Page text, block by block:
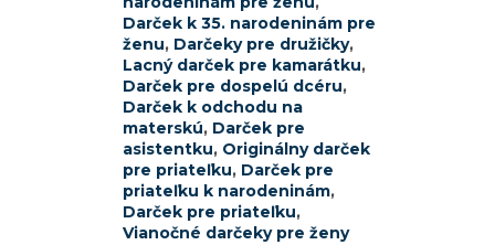
Darček k 35. narodeninám pre
ženu, Darčeky pre družičky,
Lacný darček pre kamarátku,
Darček pre dospelú dcéru,
Darček k odchodu na
materskú, Darček pre
asistentku, Originálny darček
pre priateľku, Darček pre
priateľku k narodeninám,
Darček pre priateľku,
Vianočné darčeky pre ženy